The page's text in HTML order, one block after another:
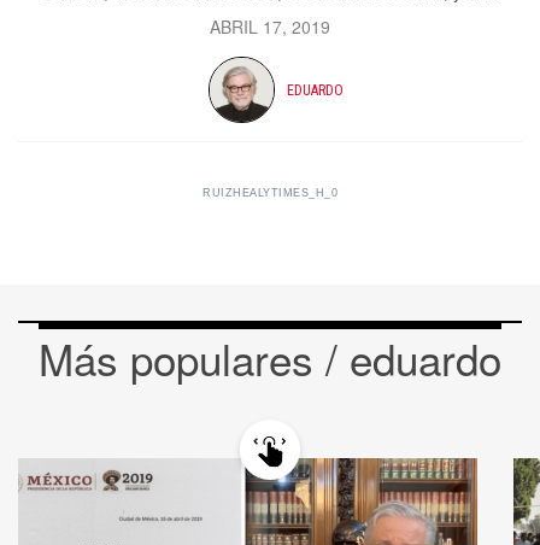
ABRIL 17, 2019
EDUARDO
RUIZHEALYTIMES_H_0
Más populares / eduardo